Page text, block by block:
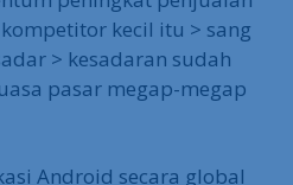
kecil itu > sang
> kesadaran sudah
pasar megap-megap
Android secara global